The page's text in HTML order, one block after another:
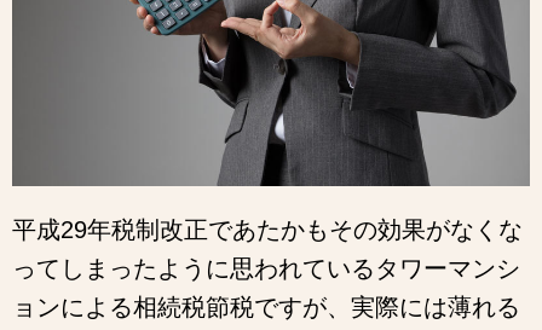
平成29年税制改正であたかもその効果がなくな
ってしまったように思われているタワーマンシ
ョンによる相続税節税ですが、実際には薄れる